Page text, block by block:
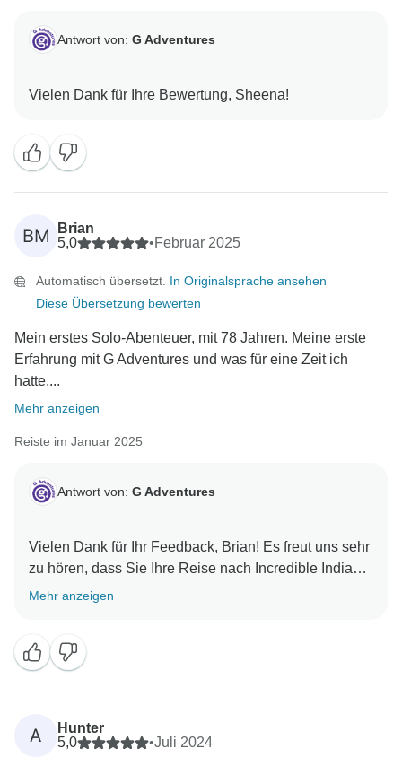
Antwort von: G Adventures
BM
Brian
5,0
•Februar 2025
Automatisch übersetzt. In Originalsprache ansehen
Diese Übersetzung bewerten
Mein erstes Solo-Abenteuer, mit 78 Jahren. Meine erste
Erfahrung mit G Adventures und was für eine Zeit ich
hatte....
Mehr anzeigen
Reiste im Januar 2025
Antwort von: G Adventures
Vielen Dank für Ihr Feedback, Brian! Es freut uns sehr
zu hören, dass Sie Ihre Reise nach Incredible India
mit G genossen haben. Es klingt nach einer
Mehr anzeigen
A
Hunter
5,0
•Juli 2024